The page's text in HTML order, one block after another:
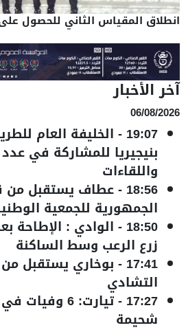
انطلاق المقياس الثاني للحصول
آخر الأخبار
06/08/2026
19:07
- الخليفة العام
بنيجيريا للمشاركة في
واللقاءات
18:56
-عطاف يستقبل من
الجمهورية للجمعية
18:50
- الوادي : الإطاحة
زرع الرعب وسط الساكنة
17:41
- بوخاري يستقبل
التشادي
17:27
- تيارت: 6
شحيمة